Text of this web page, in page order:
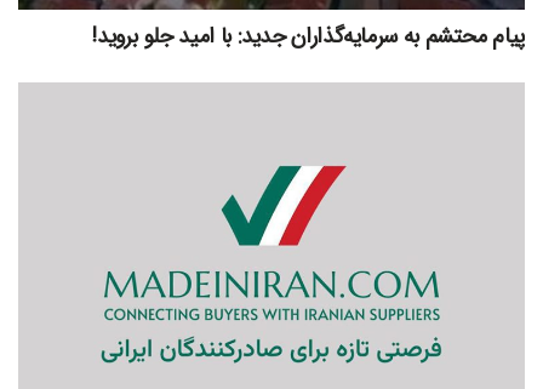
پیام محتشم به سرمایه‌گذاران جدید: با امید جلو بروید!